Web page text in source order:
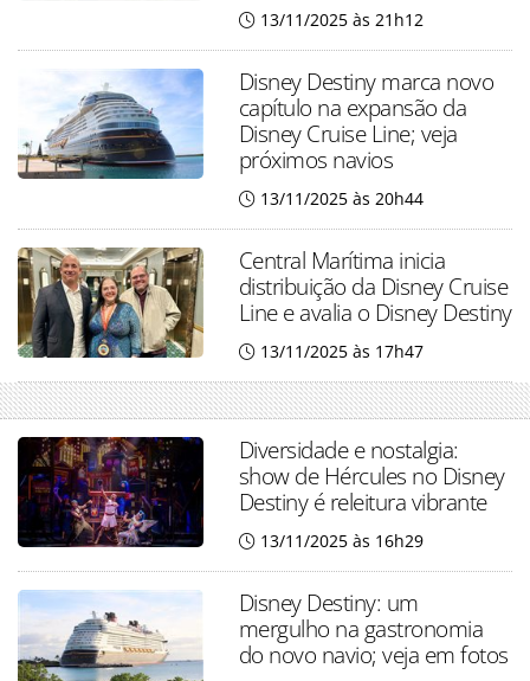
13/11/2025 às 21h12
Disney Destiny marca novo
capítulo na expansão da
Disney Cruise Line; veja
próximos navios
13/11/2025 às 20h44
Central Marítima inicia
distribuição da Disney Cruise
Line e avalia o Disney Destiny
13/11/2025 às 17h47
Diversidade e nostalgia:
show de Hércules no Disney
Destiny é releitura vibrante
13/11/2025 às 16h29
Disney Destiny: um
mergulho na gastronomia
do novo navio; veja em fotos